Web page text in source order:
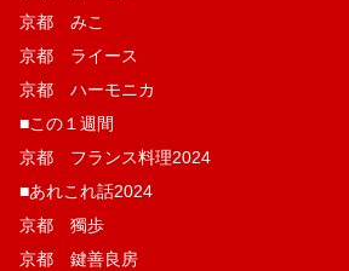
京都 みこ
京都 ライース
京都 ハーモニカ
■この１週間
京都 フランス料理2024
■あれこれ話2024
京都 獨歩
京都 鍵善良房